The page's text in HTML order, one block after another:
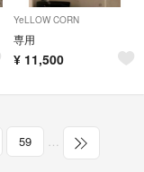
YeLLOW CORN
専用
¥ 11,500
59 …